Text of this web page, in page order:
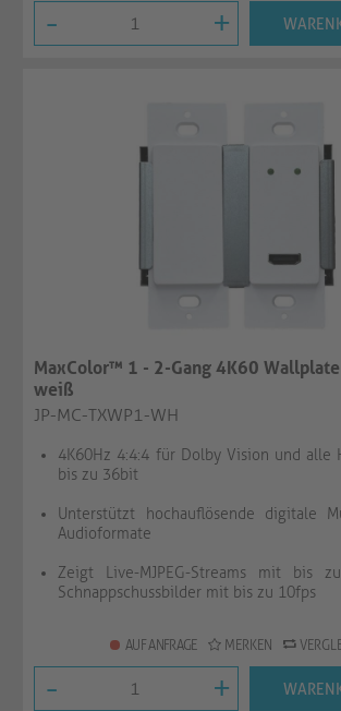
- +
MaxColor™ 1 - 2-Gang 4K60 Wallplate
weiß
JP-MC-TXWP1-WH
4K60Hz 4:4:4 für Dolby Vision und alle
bis zu 36bit
Unterstützt hochauflösende digitale
Audioformate
Zeigt Live-MJPEG-Streams mit bis
Schnappschussbilder mit bis zu 10fps
AUF ANFRAGE MERKEN
- +